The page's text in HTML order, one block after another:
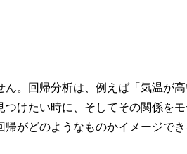
。回帰分析は、例えば「気温が
けたい時に、そしてその関係を
がどのようなものかイメージで